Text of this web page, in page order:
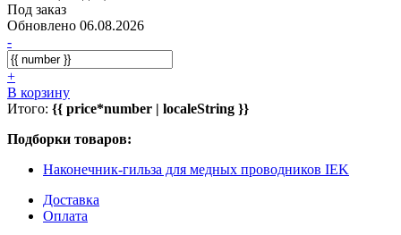
Под заказ
Обновлено 06.08.2026
-
+
В корзину
Итого: {{ price*number | localeString }}
Подборки товаров:
Наконечник-гильза для медных проводников IEK
Доставка
Оплата